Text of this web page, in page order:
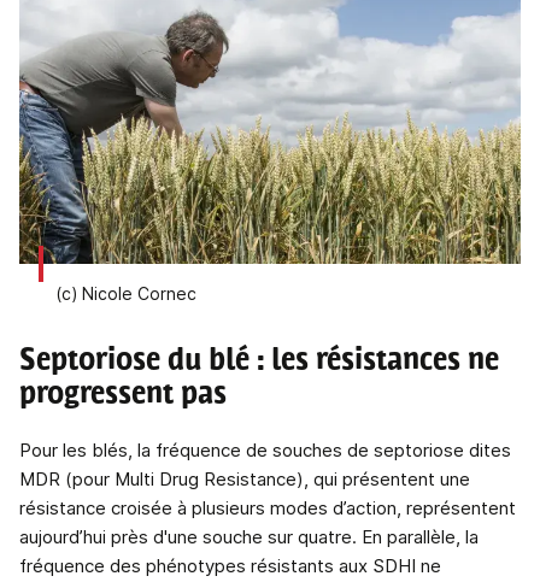
(c) Nicole Cornec
Septoriose du blé : les résistances ne
progressent pas
Pour les blés, la fréquence de souches de septoriose dites
MDR (pour Multi Drug Resistance), qui présentent une
résistance croisée à plusieurs modes d’action, représentent
aujourd’hui près d'une souche sur quatre. En parallèle, la
fréquence des phénotypes résistants aux SDHI ne